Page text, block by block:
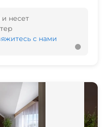
несет
с нами